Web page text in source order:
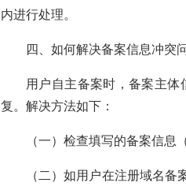
内进行处理。
四、如何解决备案信息冲突
用户自主备案时，备案主
复。解决方法如下：
（一）检查填写的备案信息
（二）如用户在注册域名